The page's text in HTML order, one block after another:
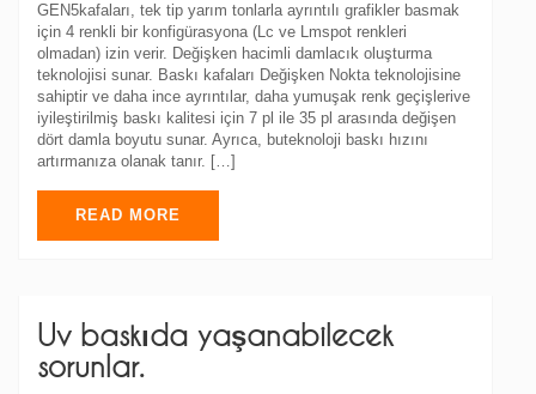
GEN5kafaları, tek tip yarım tonlarla ayrıntılı grafikler basmak
için 4 renkli bir konfigürasyona (Lc ve Lmspot renkleri
olmadan) izin verir. Değişken hacimli damlacık oluşturma
teknolojisi sunar. Baskı kafaları Değişken Nokta teknolojisine
sahiptir ve daha ince ayrıntılar, daha yumuşak renk geçişlerive
iyileştirilmiş baskı kalitesi için 7 pl ile 35 pl arasında değişen
dört damla boyutu sunar. Ayrıca, buteknoloji baskı hızını
artırmanıza olanak tanır. […]
READ MORE
Uv baskıda yaşanabilecek
sorunlar.